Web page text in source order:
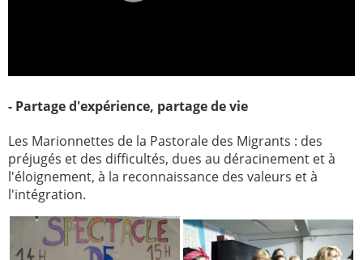
- Partage d'expérience, partage de vie
Les Marionnettes de la Pastorale des Migrants : des
préjugés et des difficultés, dues au déracinement et à
l'éloignement, à la reconnaissance des valeurs et à
l'intégration.